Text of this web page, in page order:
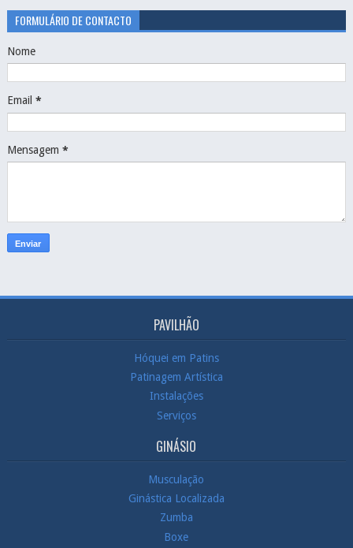
FORMULÁRIO DE CONTACTO
Nome
Email *
Mensagem *
PAVILHÃO
Hóquei em Patins
Patinagem Artística
Instalações
Serviços
GINÁSIO
Musculação
Ginástica Localizada
Zumba
Boxe